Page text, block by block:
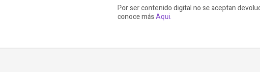
Por ser contenido digital no se aceptan
conoce másAqui.